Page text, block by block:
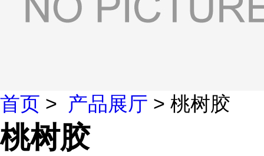
首页 > 产品展厅 > 桃树胶
桃树胶